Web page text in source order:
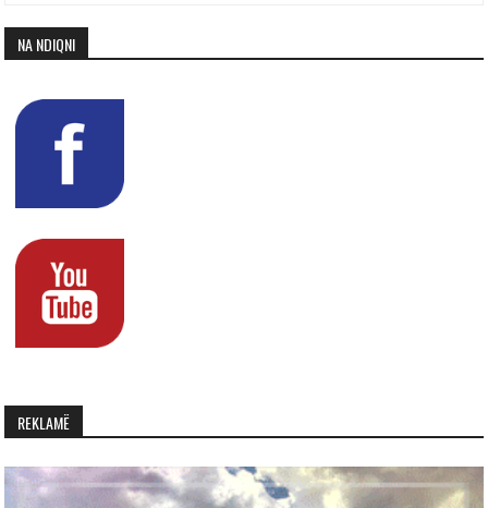
NA NDIQNI
REKLAMË